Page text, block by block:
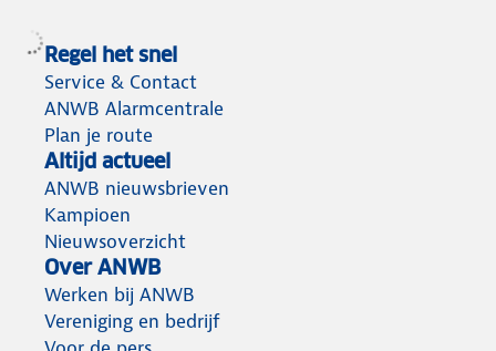
Regel het snel
Service & Contact
ANWB Alarmcentrale
Plan je route
Altijd actueel
ANWB nieuwsbrieven
Kampioen
Nieuwsoverzicht
Over ANWB
Werken bij ANWB
Vereniging en bedrijf